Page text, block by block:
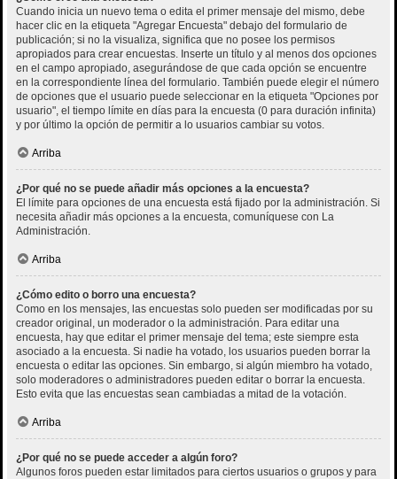
Cuando inicia un nuevo tema o edita el primer mensaje del mismo, debe
hacer clic en la etiqueta "Agregar Encuesta" debajo del formulario de
publicación; si no la visualiza, significa que no posee los permisos
apropiados para crear encuestas. Inserte un título y al menos dos opciones
en el campo apropiado, asegurándose de que cada opción se encuentre
en la correspondiente línea del formulario. También puede elegir el número
de opciones que el usuario puede seleccionar en la etiqueta "Opciones por
usuario", el tiempo límite en días para la encuesta (0 para duración infinita)
y por último la opción de permitir a lo usuarios cambiar su votos.
Arriba
¿Por qué no se puede añadir más opciones a la encuesta?
El límite para opciones de una encuesta está fijado por la administración. Si
necesita añadir más opciones a la encuesta, comuníquese con La
Administración.
Arriba
¿Cómo edito o borro una encuesta?
Como en los mensajes, las encuestas solo pueden ser modificadas por su
creador original, un moderador o la administración. Para editar una
encuesta, hay que editar el primer mensaje del tema; este siempre esta
asociado a la encuesta. Si nadie ha votado, los usuarios pueden borrar la
encuesta o editar las opciones. Sin embargo, si algún miembro ha votado,
solo moderadores o administradores pueden editar o borrar la encuesta.
Esto evita que las encuestas sean cambiadas a mitad de la votación.
Arriba
¿Por qué no se puede acceder a algún foro?
Algunos foros pueden estar limitados para ciertos usuarios o grupos y para